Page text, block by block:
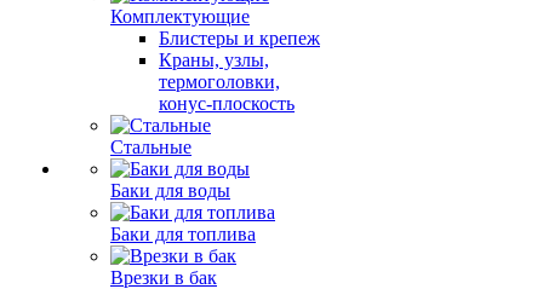
Комплектующие
Блистеры и крепеж
Краны, узлы,
термоголовки,
конус-плоскость
Стальные
Баки для воды
Баки для топлива
Врезки в бак